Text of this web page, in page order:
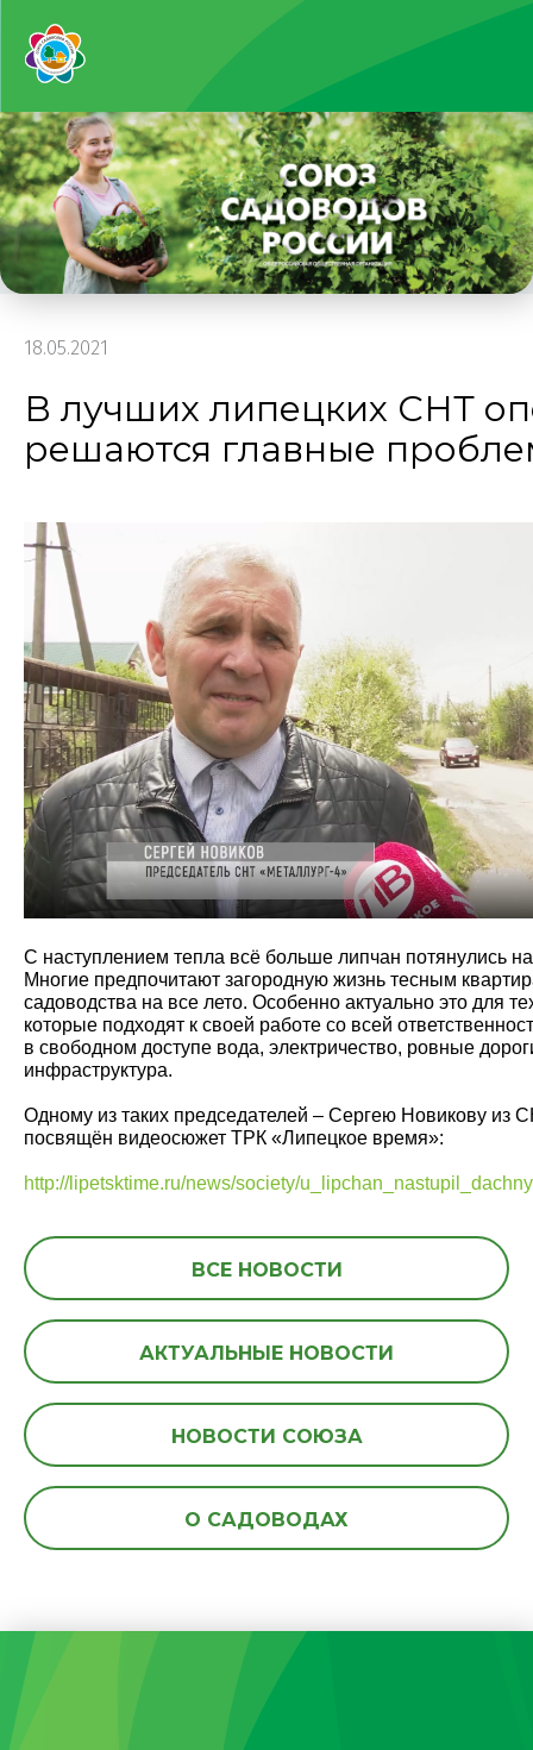
18.05.2021
В лучших липецких СНТ
решаются главные
С наступлением тепла всё больше липчан потянулись
Многие предпочитают загородную жизнь тесным
садоводства на все лето. Особенно актуально это для
которые подходят к своей работе со всей
в свободном доступе вода, электричество, ровные
инфраструктура.
Одному из таких председателей – Сергею Новикову из
посвящён видеосюжет ТРК «Липецкое время»:
http://lipetsktime.ru/news/society/
ВСЕ НОВОСТИ
АКТУАЛЬНЫЕ НОВОСТИ
НОВОСТИ СОЮЗА
О САДОВОДАХ